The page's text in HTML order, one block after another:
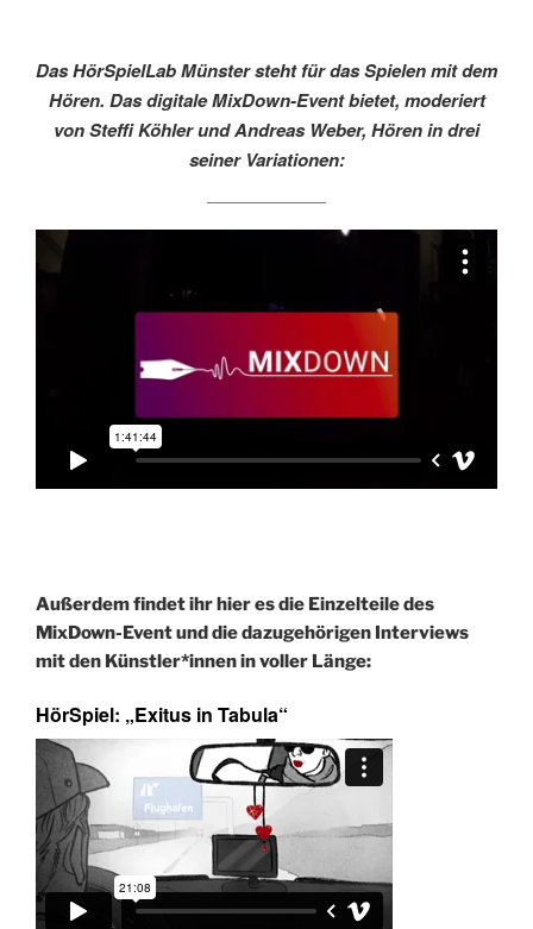
Das HörSpielLab Münster steht für das Spielen mit dem
Hören. Das digitale MixDown-Event bietet, moderiert
von Steffi Köhler und Andreas Weber, Hören in drei
seiner Variationen:
Außerdem findet ihr hier es die Einzelteile des
MixDown-Event und die dazugehörigen Interviews
mit den Künstler*innen in voller Länge:
HörSpiel: „Exitus in Tabula“